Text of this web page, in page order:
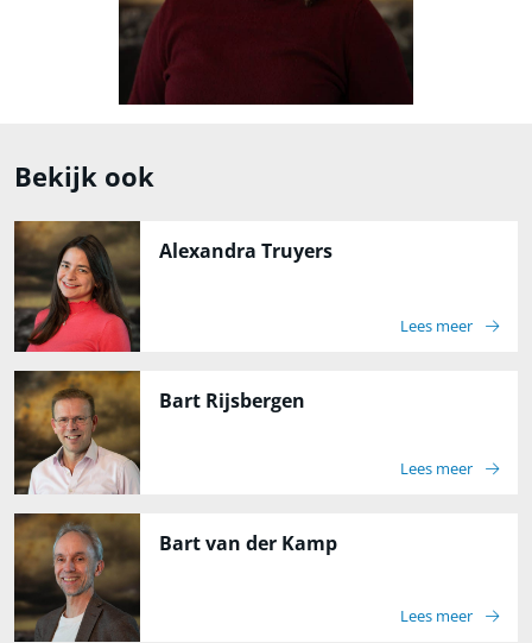
Bekijk ook
Alexandra Truyers
Lees meer
Bart Rijsbergen
Lees meer
Bart van der Kamp
Lees meer